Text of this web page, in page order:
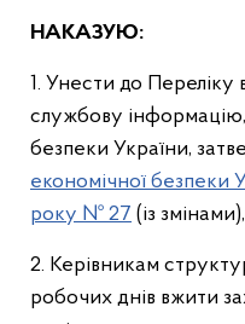
НАКАЗУЮ:
1. Унести до Переліку
службову
безпеки України,
економічної безпеки
року № 27 (із
2. Керівникам
робочих днів вжити